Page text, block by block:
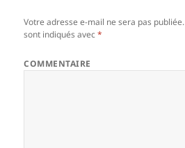
Votre adresse e-mail ne sera pas publiée.
sont indiqués avec*
COMMENTAIRE